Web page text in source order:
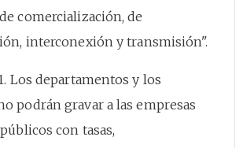
comercialización, de
interconexión y transmisión".
Los departamentos y los
podrán gravar a las empresas
con tasas,